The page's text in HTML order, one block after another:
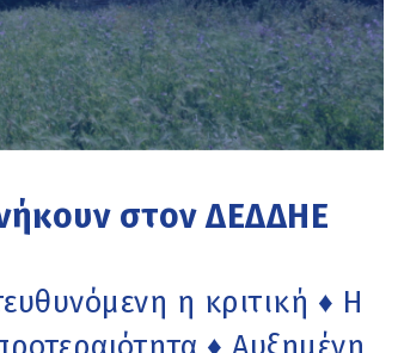
στον ΔΕΔΔΗΕ
η κριτική ♦ Η